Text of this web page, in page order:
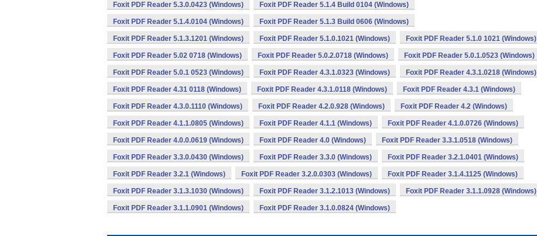
Foxit PDF Reader 5.3.0.0423 (Windows) Foxit PDF Reader 5.1.4 Build 0104 (Windows)
Foxit PDF Reader 5.1.4.0104 (Windows) Foxit PDF Reader 5.1.3 Build 0606 (Windows)
Foxit PDF Reader 5.1.3.1201 (Windows) Foxit PDF Reader 5.1.0.1021 (Windows) Foxit PDF Reader 5.1.0 1021 (Windows)
Foxit PDF Reader 5.02 0718 (Windows) Foxit PDF Reader 5.0.2.0718 (Windows) Foxit PDF Reader 5.0.1.0523 (Windows)
Foxit PDF Reader 5.0.1 0523 (Windows) Foxit PDF Reader 4.3.1.0323 (Windows) Foxit PDF Reader 4.3.1.0218 (Windows)
Foxit PDF Reader 4.31 0118 (Windows) Foxit PDF Reader 4.3.1.0118 (Windows) Foxit PDF Reader 4.3.1 (Windows)
Foxit PDF Reader 4.3.0.1110 (Windows) Foxit PDF Reader 4.2.0.928 (Windows) Foxit PDF Reader 4.2 (Windows)
Foxit PDF Reader 4.1.1.0805 (Windows) Foxit PDF Reader 4.1.1 (Windows) Foxit PDF Reader 4.1.0.0726 (Windows)
Foxit PDF Reader 4.0.0.0619 (Windows) Foxit PDF Reader 4.0 (Windows) Foxit PDF Reader 3.3.1.0518 (Windows)
Foxit PDF Reader 3.3.0.0430 (Windows) Foxit PDF Reader 3.3.0 (Windows) Foxit PDF Reader 3.2.1.0401 (Windows)
Foxit PDF Reader 3.2.1 (Windows) Foxit PDF Reader 3.2.0.0303 (Windows) Foxit PDF Reader 3.1.4.1125 (Windows)
Foxit PDF Reader 3.1.3.1030 (Windows) Foxit PDF Reader 3.1.2.1013 (Windows) Foxit PDF Reader 3.1.1.0928 (Windows)
Foxit PDF Reader 3.1.1.0901 (Windows) Foxit PDF Reader 3.1.0.0824 (Windows)